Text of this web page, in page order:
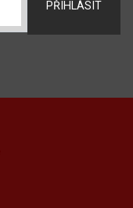
PŘIHLÁSIT